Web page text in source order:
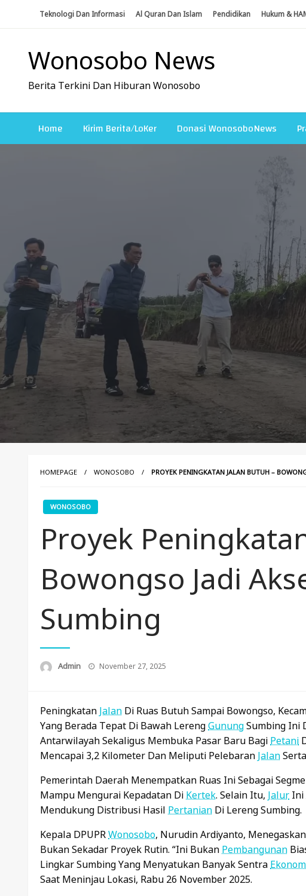
Teknologi Dan Informasi Al Quran Dan Islam Pendidikan Hukum &
Wonosobo News
Berita Terkini Dan Hiburan Wonosobo
Home Kirim Berita/LoKer Donasi WonosoboNews
HOMEPAGE WONOSOBO PROYEK PENINGKATAN JALAN BUTUH –
WONOSOBO
Proyek
Bowongso Jadi
Sumbing
Admin
Posted
November 27, 2025
Peningkatan Jalan Di Ruas Butuh Sampai Bowongso,
Yang Berada Tepat Di Bawah LerengGunungSumbing Ini
Antarwilayah Sekaligus Membuka Pasar Baru Bagi Petani
Mencapai 3,2 Kilometer Dan Meliputi Pelebaran Jalan
Pemerintah Daerah Menempatkan Ruas Ini Sebagai
Mampu Mengurai Kepadatan Di Kertek. Selain Itu, Jalur Ini
Mendukung Distribusi Hasil Pertanian Di Lereng Sumbing.
Kepala DPUPRWonosobo, Nurudin Ardiyanto,
Bukan Sekadar Proyek Rutin. “Ini Bukan Pembangunan
Lingkar Sumbing Yang Menyatukan Banyak Sentra
Saat Meninjau Lokasi, Rabu 26 November 2025.